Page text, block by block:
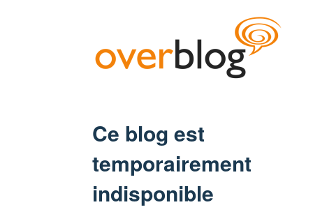
Ce blog est
temporairement
indisponible